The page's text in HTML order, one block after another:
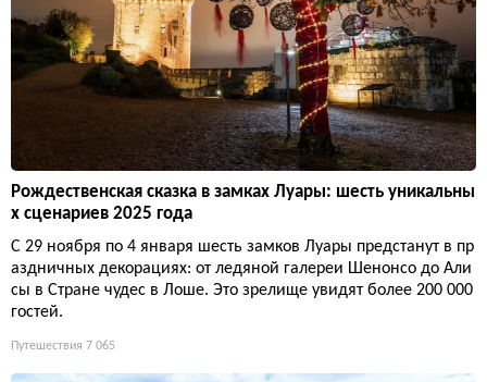
Рождественская сказка в замках Луары: шесть уникальны
х сценариев 2025 года
С 29 ноября по 4 января шесть замков Луары предстанут в пр
аздничных декорациях: от ледяной галереи Шенонсо до Али
сы в Стране чудес в Лоше. Это зрелище увидят более 200 000
гостей.
Путешествия 7 065